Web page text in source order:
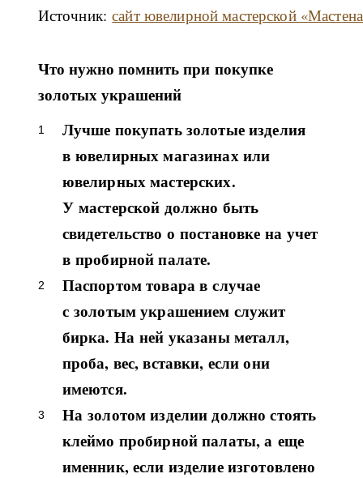
Источник:сайт ювелирной мастерской
Что нужно помнить при покупке
золотых украшений
Лучше покупать золотые изделия
в ювелирных магазинах или
ювелирных мастерских.
У мастерской должно быть
свидетельство о постановке на учет
в пробирной палате.
Паспортом товара в случае
с золотым украшением служит
бирка. На ней указаны металл,
проба, вес, вставки, если они
имеются.
На золотом изделии должно стоять
клеймо пробирной палаты, а еще
именник, если изделие изготовлено